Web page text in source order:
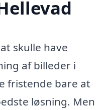
skulle have
af billeder i
fristende bare at
løsning. Men